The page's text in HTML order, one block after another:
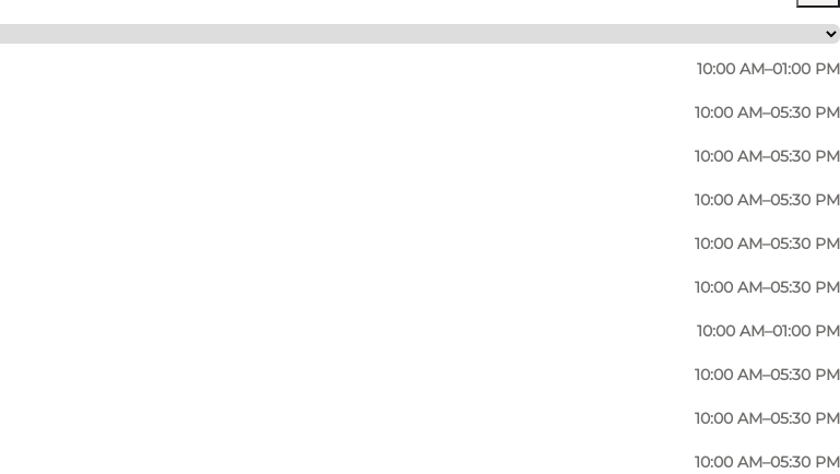
10:00 AM–01:00 PM
10:00 AM–05:30 PM
10:00 AM–05:30 PM
10:00 AM–05:30 PM
10:00 AM–05:30 PM
10:00 AM–05:30 PM
10:00 AM–01:00 PM
10:00 AM–05:30 PM
10:00 AM–05:30 PM
10:00 AM–05:30 PM